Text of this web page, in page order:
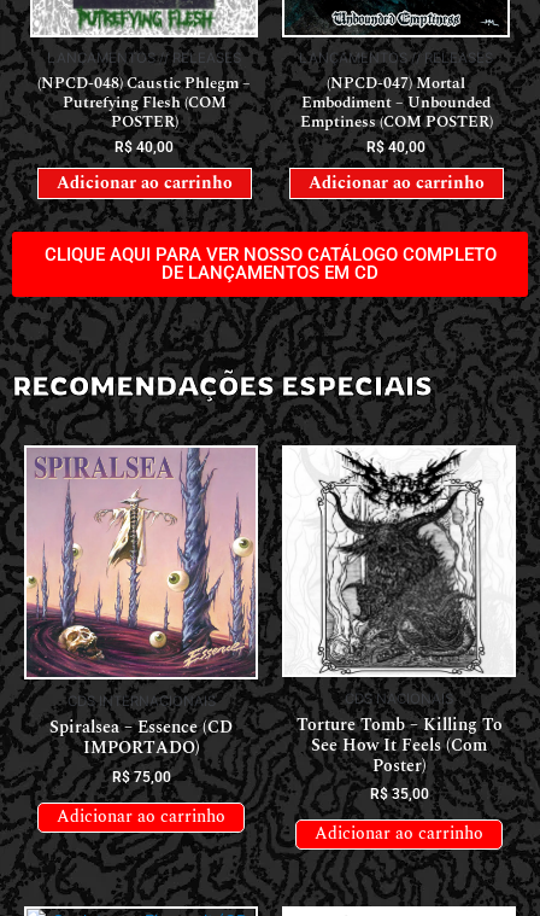
LANÇAMENTOS // RELEASES
(NPCD-048) Caustic Phlegm –
Putrefying Flesh (COM
POSTER)
R$ 40,00
Adicionar ao carrinho
LANÇAMENTOS // RELEASES
(NPCD-047) Mortal
Embodiment – Unbounded
Emptiness (COM POSTER)
R$40,00
Adicionar ao carrinho
CLIQUE AQUI PARA VER NOSSO CATÁLOGO COMPLETO
DE LANÇAMENTOS EM CD
RECOMENDAÇÕES ESPECIAIS
CDS INTERNACIONAIS
Spiralsea – Essence (CD
IMPORTADO)
R$75,00
Adicionar ao carrinho
CDS NACIONAIS
Torture Tomb – Killing To
See How It Feels (Com
Poster)
R$35,00
Adicionar ao carrinho